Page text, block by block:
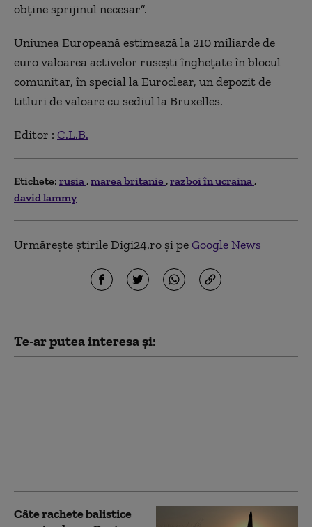
obţine sprijinul necesar”.
Uniunea Europeană estimează la 210 miliarde de
euro valoarea activelor ruseşti îngheţate în blocul
comunitar, în special la Euroclear, un depozit de
titluri de valoare cu sediul la Bruxelles.
Editor : C.L.B.
Etichete: rusia marea britanie razboi în ucraina
david lammy
Urmărește știrile Digi24.ro și peGoogle News
Te-ar putea interesa și:
Câte rachete balistice